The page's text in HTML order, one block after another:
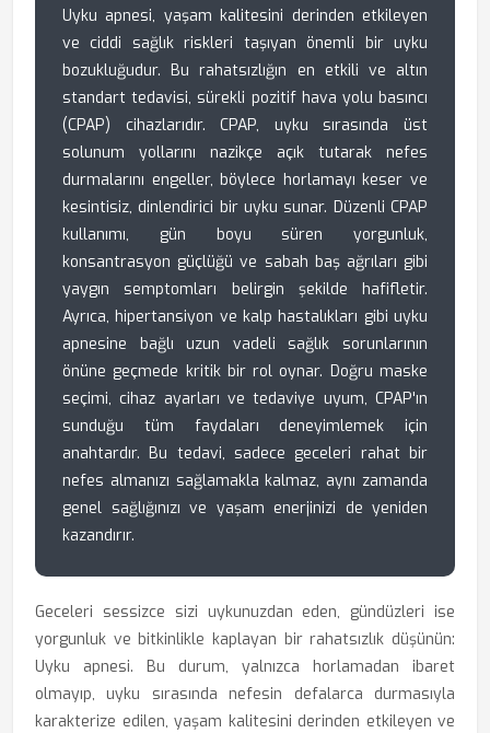
Uyku apnesi, yaşam kalitesini derinden etkileyen
ve ciddi sağlık riskleri taşıyan önemli bir uyku
bozukluğudur. Bu rahatsızlığın en etkili ve altın
standart tedavisi, sürekli pozitif hava yolu basıncı
(CPAP) cihazlarıdır. CPAP, uyku sırasında üst
solunum yollarını nazikçe açık tutarak nefes
durmalarını engeller, böylece horlamayı keser ve
kesintisiz, dinlendirici bir uyku sunar. Düzenli CPAP
kullanımı, gün boyu süren yorgunluk,
konsantrasyon güçlüğü ve sabah baş ağrıları gibi
yaygın semptomları belirgin şekilde hafifletir.
Ayrıca, hipertansiyon ve kalp hastalıkları gibi uyku
apnesine bağlı uzun vadeli sağlık sorunlarının
önüne geçmede kritik bir rol oynar. Doğru maske
seçimi, cihaz ayarları ve tedaviye uyum, CPAP'ın
sunduğu tüm faydaları deneyimlemek için
anahtardır. Bu tedavi, sadece geceleri rahat bir
nefes almanızı sağlamakla kalmaz, aynı zamanda
genel sağlığınızı ve yaşam enerjinizi de yeniden
kazandırır.
Geceleri sessizce sizi uykunuzdan eden, gündüzleri ise
yorgunluk ve bitkinlikle kaplayan bir rahatsızlık düşünün:
Uyku apnesi. Bu durum, yalnızca horlamadan ibaret
olmayıp, uyku sırasında nefesin defalarca durmasıyla
karakterize edilen, yaşam kalitesini derinden etkileyen ve